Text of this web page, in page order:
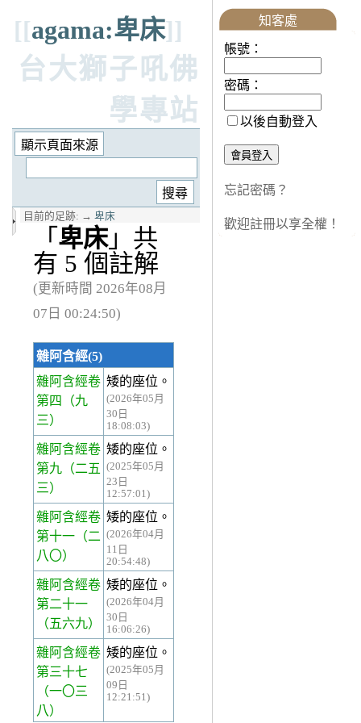
[[agama:卑床]]
台大獅子吼佛
學專站
目前的足跡: → 卑床
「 卑床」共
有 5 個註解
(更新時間 2026年08月
07日 00:24:50)
雜阿含經(5)
雜阿含經卷
第四
（九
三）
矮的座位。
(2026年05月
30日
18:08:03)
雜阿含經卷
第九 （二五
三）
矮的座位。
(2025年05月
23日
12:57:01)
雜阿含經卷
第十一 （二
八〇）
矮的座位。
(2026年04月
11日
20:54:48)
雜阿含經卷
第二十一
（五六九）
矮的座位。
(2026年04月
30日
16:06:26)
雜阿含經卷
第三十七
（一〇三
八）
矮的座位。
(2025年05月
09日
12:21:51)
知客處
帳號：
密碼：
以後自動登入
忘記密碼？
歡迎註冊以享全權！